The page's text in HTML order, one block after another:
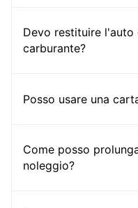
Devo restituire l'auto
carburante?
Posso usare una
Come posso
noleggio?